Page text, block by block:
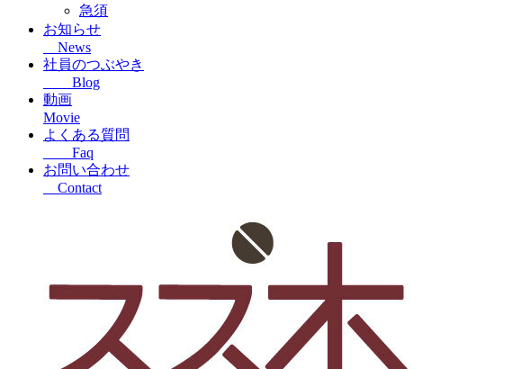
急須
お知らせ
News
社員のつぶやき
Blog
動画
Movie
よくある質問
Faq
お問い合わせ
Contact